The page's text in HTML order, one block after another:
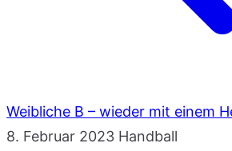
Weibliche B – wieder mit einem
8. Februar 2023 Handball